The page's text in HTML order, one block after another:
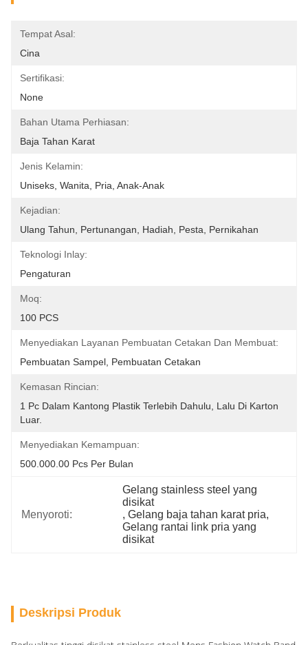
Tempat Asal:
Cina
Sertifikasi:
None
Bahan Utama Perhiasan:
Baja Tahan Karat
Jenis Kelamin:
Uniseks, Wanita, Pria, Anak-Anak
Kejadian:
Ulang Tahun, Pertunangan, Hadiah, Pesta, Pernikahan
Teknologi Inlay:
Pengaturan
Moq:
100 PCS
Menyediakan Layanan Pembuatan Cetakan Dan Membuat:
Pembuatan Sampel, Pembuatan Cetakan
Kemasan Rincian:
1 Pc Dalam Kantong Plastik Terlebih Dahulu, Lalu Di Karton
Luar.
Menyediakan Kemampuan:
500.000.00 Pcs Per Bulan
Menyoroti:
Gelang stainless steel yang
disikat
, Gelang baja tahan karat pria,
Gelang rantai link pria yang
disikat
Deskripsi Produk